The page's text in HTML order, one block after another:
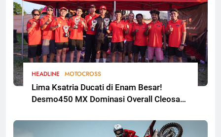
HEADLINE MOTOCROSS
Lima Ksatria Ducati di Enam Besar!
Desmo450 MX Dominasi Overall Cleosa